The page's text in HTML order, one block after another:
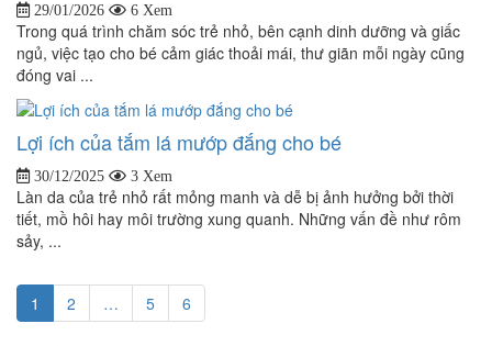
29/01/2026 6 Xem
Trong quá trình chăm sóc trẻ nhỏ, bên cạnh dinh dưỡng và giấc
ngủ, việc tạo cho bé cảm giác thoải mái, thư giãn mỗi ngày cũng
đóng vai ...
Lợi ích của tắm lá mướp đắng cho bé
30/12/2025 3 Xem
Làn da của trẻ nhỏ rất mỏng manh và dễ bị ảnh hưởng bởi thời
tiết, mồ hôi hay môi trường xung quanh. Những vấn đề như rôm
sảy, ...
1 2 … 5 6